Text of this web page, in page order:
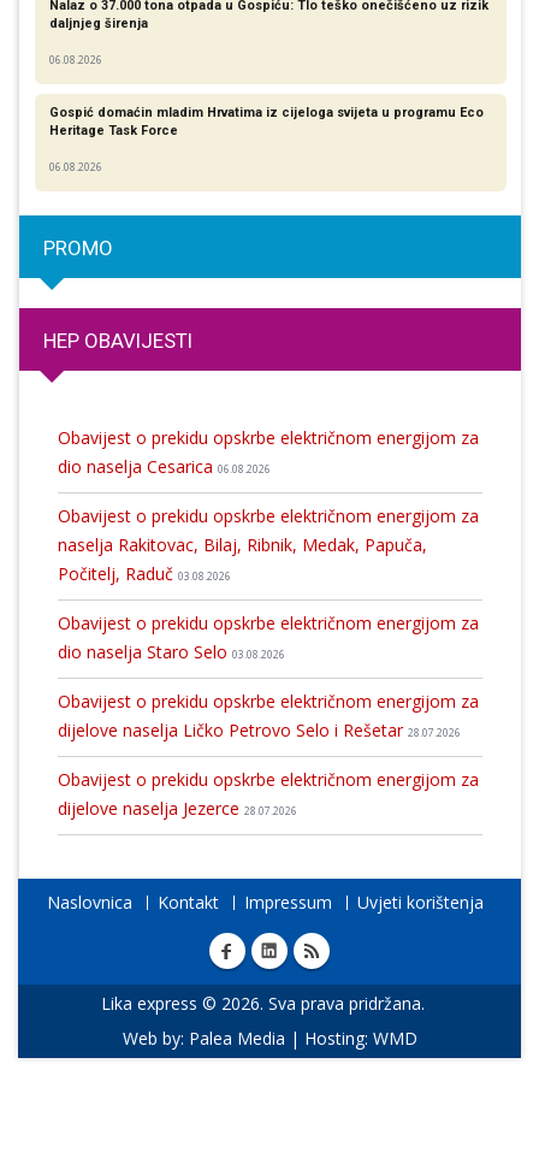
Nalaz o 37.000 tona otpada u Gospiću: Tlo teško onečišćeno uz rizik
daljnjeg širenja
06.08.2026
Gospić domaćin mladim Hrvatima iz cijeloga svijeta u programu Eco
Heritage Task Force
06.08.2026
PROMO
HEP OBAVIJESTI
Obavijest o prekidu opskrbe električnom energijom za
dio naselja Cesarica 06.08.2026
Obavijest o prekidu opskrbe električnom energijom za
naselja Rakitovac, Bilaj, Ribnik, Medak, Papuča,
Počitelj, Raduč 03.08.2026
Obavijest o prekidu opskrbe električnom energijom za
dio naselja Staro Selo 03.08.2026
Obavijest o prekidu opskrbe električnom energijom za
dijelove naselja Ličko Petrovo Selo i Rešetar 28.07.2026
Obavijest o prekidu opskrbe električnom energijom za
dijelove naselja Jezerce 28.07.2026
Naslovnica Kontakt Impressum Uvjeti korištenja
Lika express © 2026. Sva prava pridržana.
Web by: Palea Media | Hosting: WMD